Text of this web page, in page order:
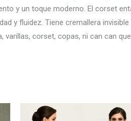
y un toque moderno. El corset
y fluidez. Tiene cremallera
varillas, corset, copas, ni can can